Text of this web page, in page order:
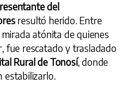
del
resultó herido. Entre
atónita de quienes
fue rescatado y trasladado
Rural de Tonosí, donde
estabilizarlo.